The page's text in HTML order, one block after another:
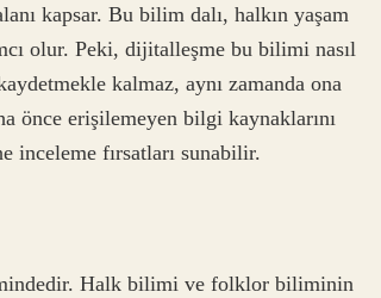
kapsar. Bu bilim dalı, halkın yaşam
olur. Peki, dijitalleşme bu bilimi nasıl
kalmaz, aynı zamanda ona
erişilemeyen bilgi kaynaklarını
inceleme fırsatları sunabilir.
Halk bilimi ve folklor biliminin